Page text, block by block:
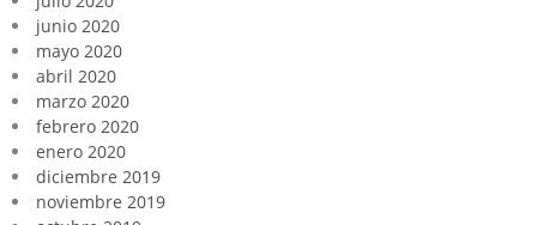
junio 2020
mayo 2020
abril 2020
marzo 2020
febrero 2020
enero 2020
diciembre 2019
noviembre 2019